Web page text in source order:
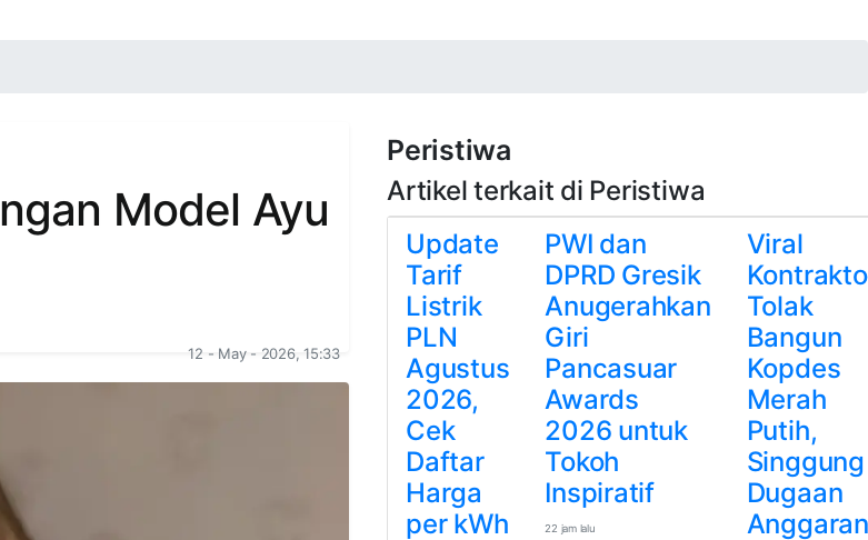
Model Ayu
12 - May - 2026, 15:33
Peristiwa
Artikel terkait di Peristiwa
Update
Tarif
Listrik
PLN
Agustus
2026,
Cek
Daftar
Harga
per kWh
PWI dan
DPRD Gresik
Anugerahkan
Giri
Pancasuar
Awards
2026 untuk
Tokoh
Inspiratif
22 jam lalu
Viral
Tolak
Bangun
Kopdes
Merah
Putih,
Singgung
Dugaan
Anggaran